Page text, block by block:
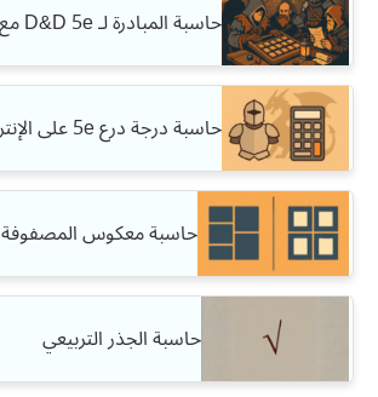
حاسبة المبادرة لـ D&D 5e مع رمي نرد مخصص
حاسبة درجة درع 5e على الإنترنت
حاسبة معكوس المصفوفة
حاسبة الجذر التربيعي